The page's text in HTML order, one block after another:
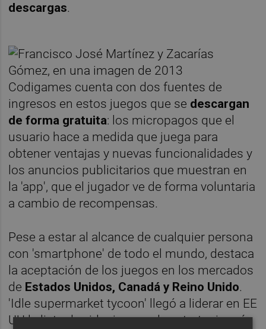
descargas.
Codigames cuenta con dos fuentes de
ingresos en estos juegos que se descargan
de forma gratuita: los micropagos que el
usuario hace a medida que juega para
obtener ventajas y nuevas funcionalidades y
los anuncios publicitarios que muestran en
la 'app', que el jugador ve de forma voluntaria
a cambio de recompensas.
Pese a estar al alcance de cualquier persona
con 'smartphone' de todo el mundo, destaca
la aceptación de los juegos en los mercados
de Estados Unidos, Canadá y Reino Unido.
'Idle supermarket tycoon' llegó a liderar en EE
UU la lista de videojuegos de estrategia más